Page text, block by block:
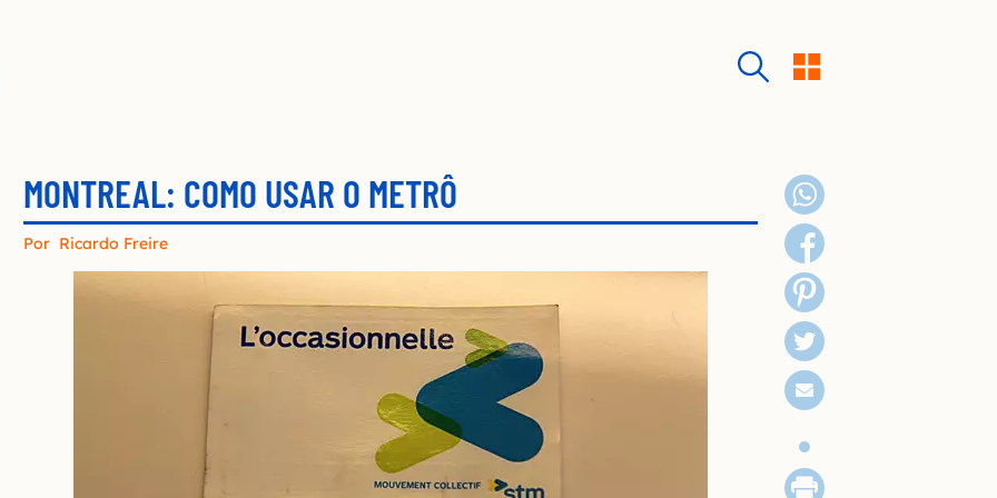
MONTREAL: COMO USAR O METRÔ
Por Ricardo Freire